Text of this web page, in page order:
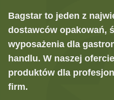
Bagstar to jeden z
dostawców opakowań,
wyposażenia dla
handlu. W naszej
produktów dla
firm.